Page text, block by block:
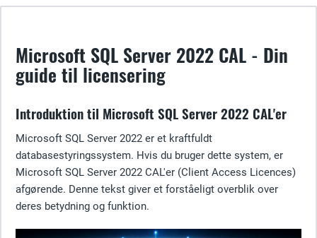
Microsoft SQL Server 2022 CAL - Din
guide til licensering
Introduktion til Microsoft SQL Server 2022 CAL'er
Microsoft SQL Server 2022 er et kraftfuldt
databasestyringssystem. Hvis du bruger dette system, er
Microsoft SQL Server 2022 CAL'er (Client Access Licences)
afgørende. Denne tekst giver et forståeligt overblik over
deres betydning og funktion.